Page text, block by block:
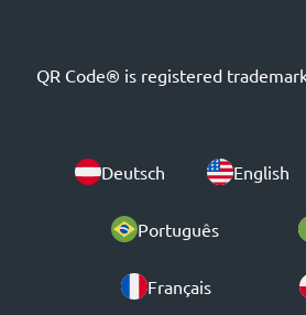
QR Code® is registered
Deutsch English
Português
Français